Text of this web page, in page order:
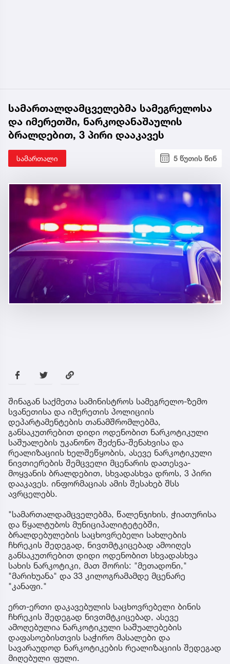
სამართალდამცველებმა სამეგრელოსა
და იმერეთში, ნარკოდანაშაულის
ბრალდებით, 3 პირი დააკავეს
სამართალი 5 წუთის წინ
შინაგან საქმეთა სამინისტროს სამეგრელო-ზემო
სვანეთისა და იმერეთის პოლიციის
დეპარტამენტების თანამშრომლებმა,
განსაკუთრებით დიდი ოდენობით ნარკოტიკული
საშუალების უკანონო შეძენა-შენახვისა და
რეალიზაციის ხელშეწყობის, ასევე ნარკოტიკული
ნივთიერების შემცველი მცენარის დათესვა-
მოყვანის ბრალდებით, სხვადასხვა დროს, 3 პირი
დააკავეს. ინფორმაციას ამის შესახებ შსს
ავრცელებს.
"სამართალდამცველებმა, წალენჯიხის, ჭიათურისა
და წყალტუბოს მუნიციპალიტეტებში,
ბრალდებულების საცხოვრებელი სახლების
ჩხრეკის შედეგად, ნივთმტკიცებად ამოიღეს
განსაკუთრებით დიდი ოდენობით სხვადასხვა
სახის ნარკოტიკი, მათ შორის: "მეთადონი,"
"მარიხუანა" და 33 კილოგრამამდე მცენარე
"კანაფი."
ერთ-ერთი დაკავებულის საცხოვრებელი ბინის
ჩხრეკის შედეგად ნივთმტკიცებად, ასევე
ამოღებულია ნარკოტიკული საშუალებების
დაფასოებისთვის საჭირო მასალები და
სავარაუდოდ ნარკოტიკების რეალიზაციის შედეგად
მიღებული ფული.